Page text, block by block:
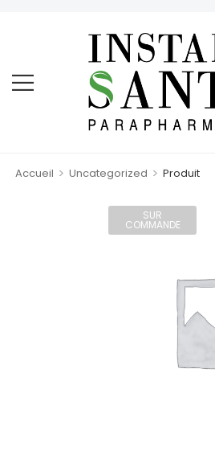
Accueil > Uncategorized > Produit
SUR
COMMANDE